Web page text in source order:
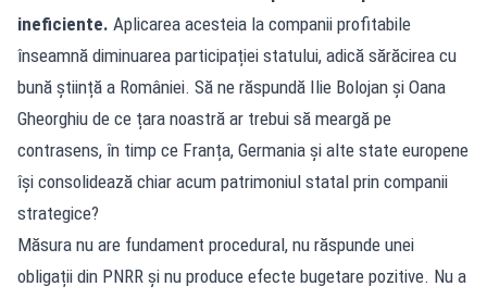
ineficiente. Aplicarea acesteia la companii profitabile
înseamnă diminuarea participației statului, adică sărăcirea cu
bună știință a României. Să ne răspundă Ilie Bolojan și Oana
Gheorghiu de ce țara noastră ar trebui să meargă pe
contrasens, în timp ce Franța, Germania și alte state europene
își consolidează chiar acum patrimoniul statal prin companii
strategice?
Măsura nu are fundament procedural, nu răspunde unei
obligații din PNRR și nu produce efecte bugetare pozitive. Nu a